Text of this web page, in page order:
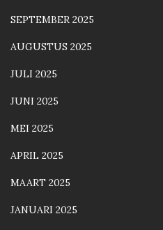
SEPTEMBER 2025
AUGUSTUS 2025
JULI 2025
JUNI 2025
MEI 2025
APRIL 2025
MAART 2025
JANUARI 2025